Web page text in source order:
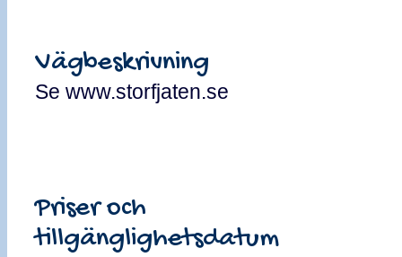
Vägbeskrivning
Se www.storfjaten.se
Priser och
tillgänglighetsdatum